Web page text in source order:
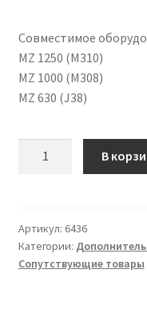
Совместимое
MZ 1250 (М310)
MZ 1000 (M308)
MZ 630 (J38)
D=5.0,
ICU0074-
120
В
Артикул: 6436
Категории:
Сопутствующие товары